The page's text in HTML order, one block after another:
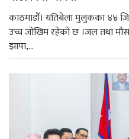
काठमाडौँ। यतिबेला मुलुकका ४४
उच्च जोखिम रहेको छ ।जल तथा
झापा,...